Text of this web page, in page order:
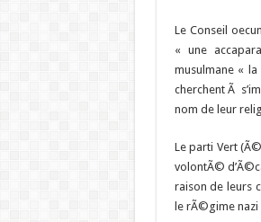
Le Conseil
« une
musulmane «
cherchent Ã
nom de leur
Le parti Vert
volontÃ©
raison de leurs
le rÃ©gime nazi